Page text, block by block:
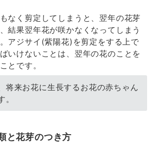
なく剪定してしまうと、翌年の花芽
結果翌年花が咲かなくなってしまう
アジサイ(紫陽花)を剪定をする上で
いけないことは、翌年の花のことを
とです。
将来お花に生長するお花の赤ちゃん
。
と花芽のつき方